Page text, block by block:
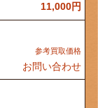
11,000円
お問い合わせ